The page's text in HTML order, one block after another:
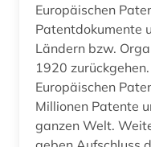
Europäischen
Patentdokumente
Ländern bzw.
1920
Europäischen
Millionen Patente
ganzen Welt.